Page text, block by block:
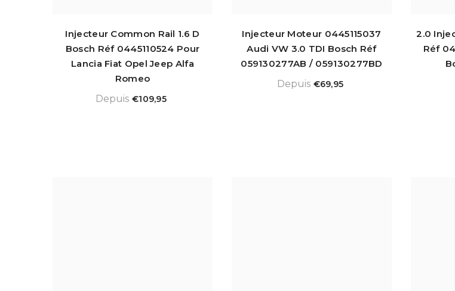
Injecteur Common Rail 1.6 D
Bosch Réf 0445110524 Pour
Lancia Fiat Opel Jeep Alfa
Romeo
Depuis €109,95
Injecteur Moteur 0445115037
Audi VW 3.0 TDI Bosch Réf
059130277AB / 059130277BD
Depuis €69,95
2.0
Réf